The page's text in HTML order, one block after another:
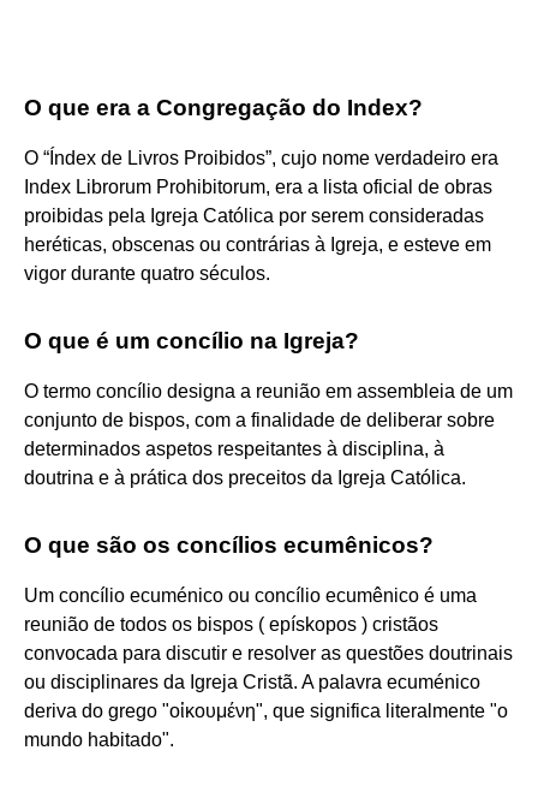
O que era a Congregação do Index?
O “Índex de Livros Proibidos”, cujo nome verdadeiro era
Index Librorum Prohibitorum, era a lista oficial de obras
proibidas pela Igreja Católica por serem consideradas
heréticas, obscenas ou contrárias à Igreja, e esteve em
vigor durante quatro séculos.
O que é um concílio na Igreja?
O termo concílio designa a reunião em assembleia de um
conjunto de bispos, com a finalidade de deliberar sobre
determinados aspetos respeitantes à disciplina, à
doutrina e à prática dos preceitos da Igreja Católica.
O que são os concílios ecumênicos?
Um concílio ecuménico ou concílio ecumênico é uma
reunião de todos os bispos ( epískopos ) cristãos
convocada para discutir e resolver as questões doutrinais
ou disciplinares da Igreja Cristã. A palavra ecuménico
deriva do grego "οἰκουμένη", que significa literalmente "o
mundo habitado".